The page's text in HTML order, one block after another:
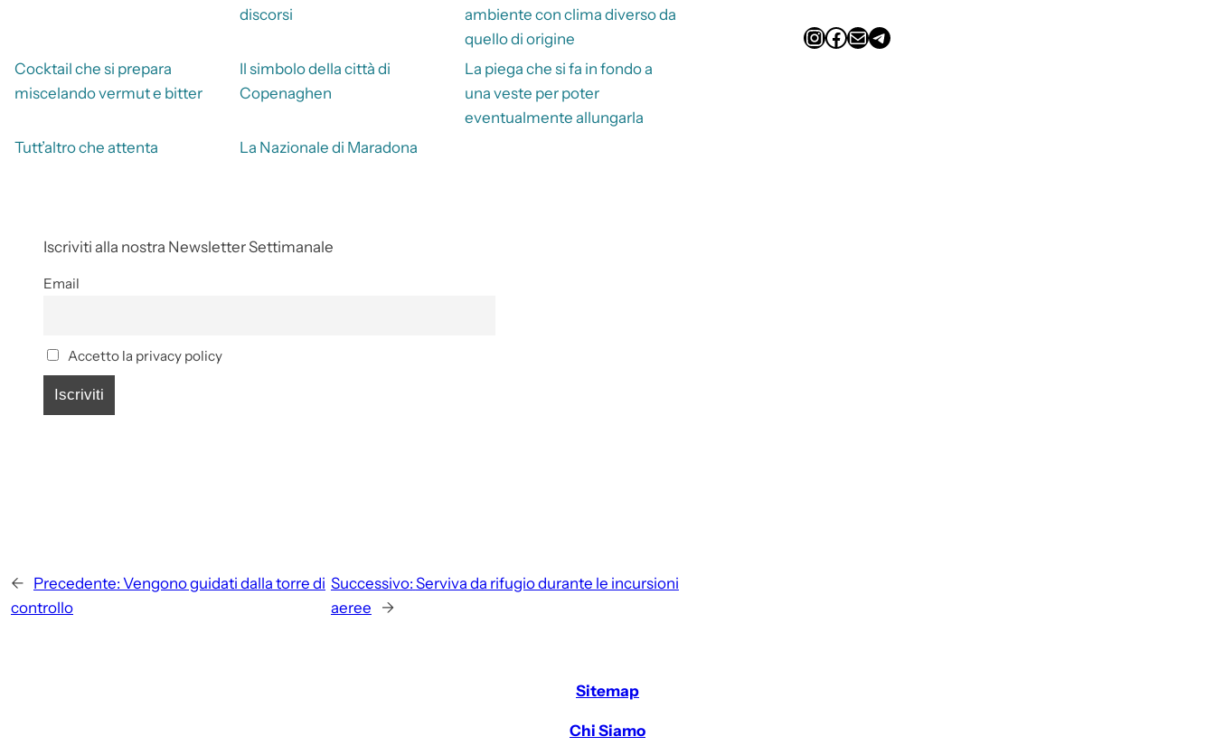
discorsi
ambiente con clima diverso da
quello di origine
Cocktail che si prepara
miscelando vermut e bitter
Il simbolo della città di
Copenaghen
La piega che si fa in fondo a
una veste per poter
eventualmente allungarla
Tutt’altro che attenta
La Nazionale di Maradona
Iscriviti alla nostra Newsletter Settimanale
Email
Accetto la privacy policy
← Precedente: Vengono guidati dalla torre di
controllo
Successivo: Serviva da rifugio durante le incursioni
aeree
→
InstagramFacebook Email Telegram
Sitemap
Chi Siamo